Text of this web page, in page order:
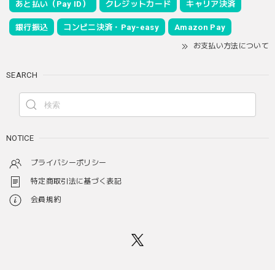
あと払い（Pay ID） クレジットカード キャリア決済
銀行振込 コンビニ決済・Pay-easy Amazon Pay
お支払い方法について
SEARCH
NOTICE
プライバシーポリシー
特定商取引法に基づく表記
会員規約